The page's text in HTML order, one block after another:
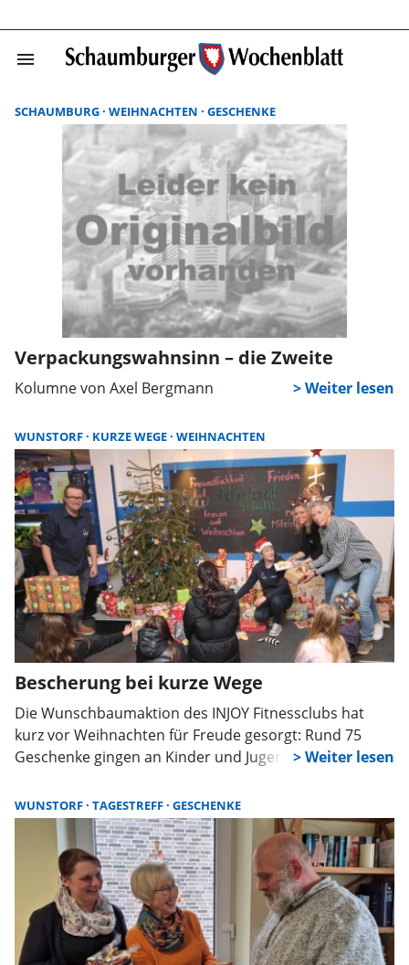
menu
SCHAUMBURG WEIHNACHTEN GESCHENKE
Verpackungswahnsinn – die Zweite
Kolumne von Axel Bergmann
WUNSTORF KURZE WEGE WEIHNACHTEN
Bescherung bei kurze Wege
Die Wunschbaumaktion des INJOY Fitnessclubs hat
kurz vor Weihnachten für Freude gesorgt: Rund 75
Geschenke gingen an Kinder und Jugendliche, die den
Mitglieder erfüllten Wünsche wie Spiele, Gutscheine
und Kinokarten – die Beteiligung war überwältigend.
WUNSTORF TAGESTREFF GESCHENKE